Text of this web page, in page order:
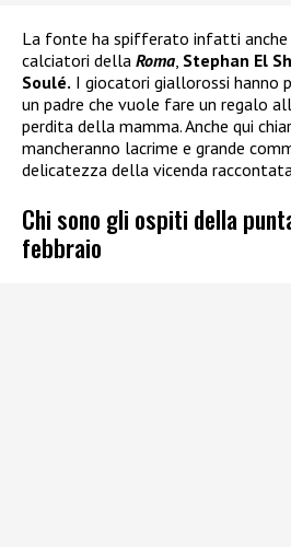
La fonte ha spifferato infatti anche
calciatori della Roma, Stephan El
Soulé. I giocatori giallorossi hanno
un padre che vuole fare un regalo
perdita della mamma. Anche qui
mancheranno lacrime e grande
delicatezza della vicenda
Chi sono gli ospiti della
febbraio